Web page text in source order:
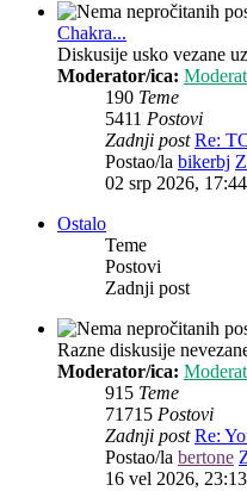
Chakra...
Diskusije usko vezane
Moderator/ica:
190 Teme
5411 Postovi
Zadnji post Re:
Postao/la bikerbj
02 srp 2026, 17:44
Ostalo
Teme
Postovi
Zadnji post
Razne diskusije
Moderator/ica:
915 Teme
71715 Postovi
Zadnji post Re:
Postao/la bertone
16 vel 2026, 23:13